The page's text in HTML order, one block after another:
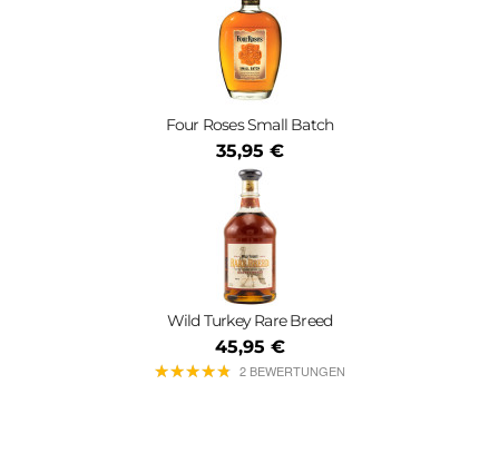
Four Roses Small Batch
35,95 €
Wild Turkey Rare Breed
45,95 €
★★★★★
★★★★★ 2 BEWERTUNGEN